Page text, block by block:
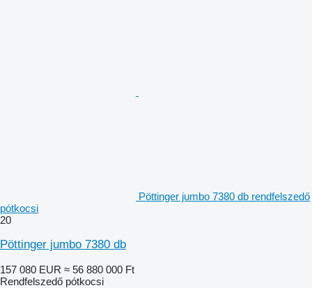
Pöttinger jumbo 7380 db rendfelszedő
pótkocsi
20
Pöttinger jumbo 7380 db
157 080 EUR ≈ 56 880 000 Ft
Rendfelszedő pótkocsi